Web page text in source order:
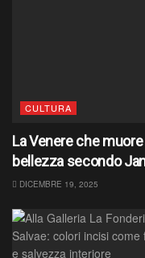
CULTURA
La Venere che
bellezza secondo
DICEMBRE 19, 2025